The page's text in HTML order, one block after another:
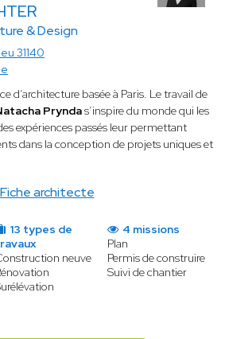
& Design
Fiche architecte
31140
d’architecture basée à Paris. Le travail de
Pryndas’inspire du monde qui les
expériences passés leur permettant
dans la conception de projets uniques et
13 types de
neuve
4 missions
Plan
Permis de construire
Suivi de chantier